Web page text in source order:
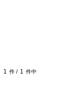
1 件 / 1 件中